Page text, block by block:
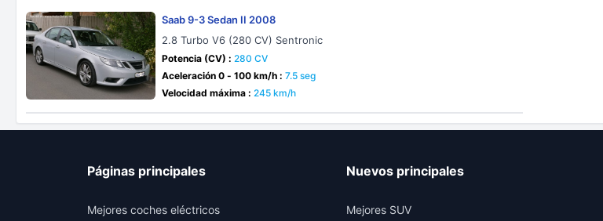
Saab 9-3 Sedan II 2008
2.8 Turbo V6 (280 CV) Sentronic
Potencia (CV) : 280 CV
Aceleración 0 - 100 km/h : 7.5 seg
Velocidad máxima : 245 km/h
Páginas principales
Mejores coches eléctricos
Nuevos principales
Mejores SUV